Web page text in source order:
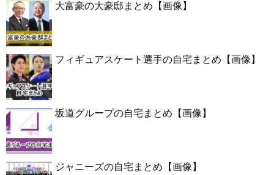
大富豪の大豪邸まとめ【画像】
フィギュアスケート選手の自宅まとめ【画像】
坂道グループの自宅まとめ【画像】
ジャニーズの自宅まとめ【画像】